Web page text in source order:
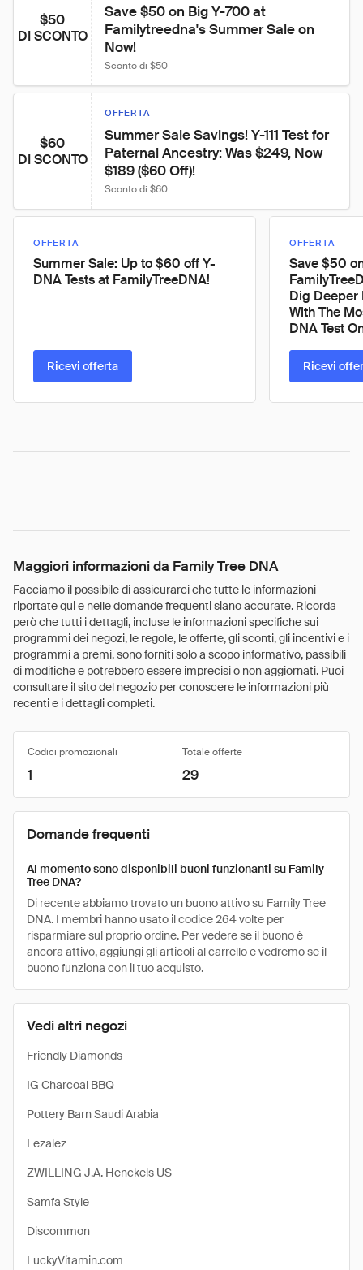
$50
DI SCONTO
Save $50 on Big Y-700 at
Familytreedna's Summer Sale on
Now!
Sconto di $50
$60
DI SCONTO
OFFERTA
Summer Sale Savings! Y-111 Test for
Paternal Ancestry: Was $249, Now
$189 ($60 Off)!
Sconto di $60
OFFERTA
Summer Sale: Up to $60 off Y-
DNA Tests at FamilyTreeDNA!
Ricevi offerta
OFFERTA
Save $50
Dig Deeper
With The
DNA Test
Ricevi
Maggiori informazioni da Family Tree DNA
Facciamo il possibile di assicurarci che tutte le informazioni
riportate qui e nelle domande frequenti siano accurate. Ricorda
però che tutti i dettagli, incluse le informazioni specifiche sui
programmi dei negozi, le regole, le offerte, gli sconti, gli incentivi e i
programmi a premi, sono forniti solo a scopo informativo, passibili
di modifiche e potrebbero essere imprecisi o non aggiornati. Puoi
consultare il sito del negozio per conoscere le informazioni più
recenti e i dettagli completi.
Vedi altri negozi
Friendly Diamonds
IG Charcoal BBQ
Pottery Barn Saudi Arabia
Lezalez
ZWILLING J.A. Henckels US
Samfa Style
Discommon
LuckyVitamin.com
Codici promozionali Totale offerte
1 29
Domande frequenti
Al momento sono disponibili buoni funzionanti su Family
Tree DNA?
Di recente abbiamo trovato un buono attivo su Family Tree
DNA. I membri hanno usato il codice 264 volte per
risparmiare sul proprio ordine. Per vedere se il buono è
ancora attivo, aggiungi gli articoli al carrello e vedremo se il
buono funziona con il tuo acquisto.